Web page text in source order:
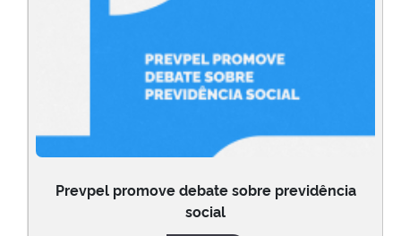
Prevpel promove debate sobre previdência
social